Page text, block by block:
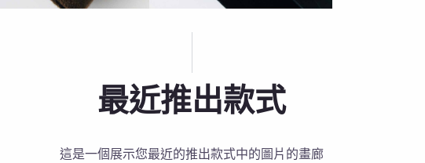
最近推出款式
這是一個展示您最近的推出款式中的圖片的畫廊